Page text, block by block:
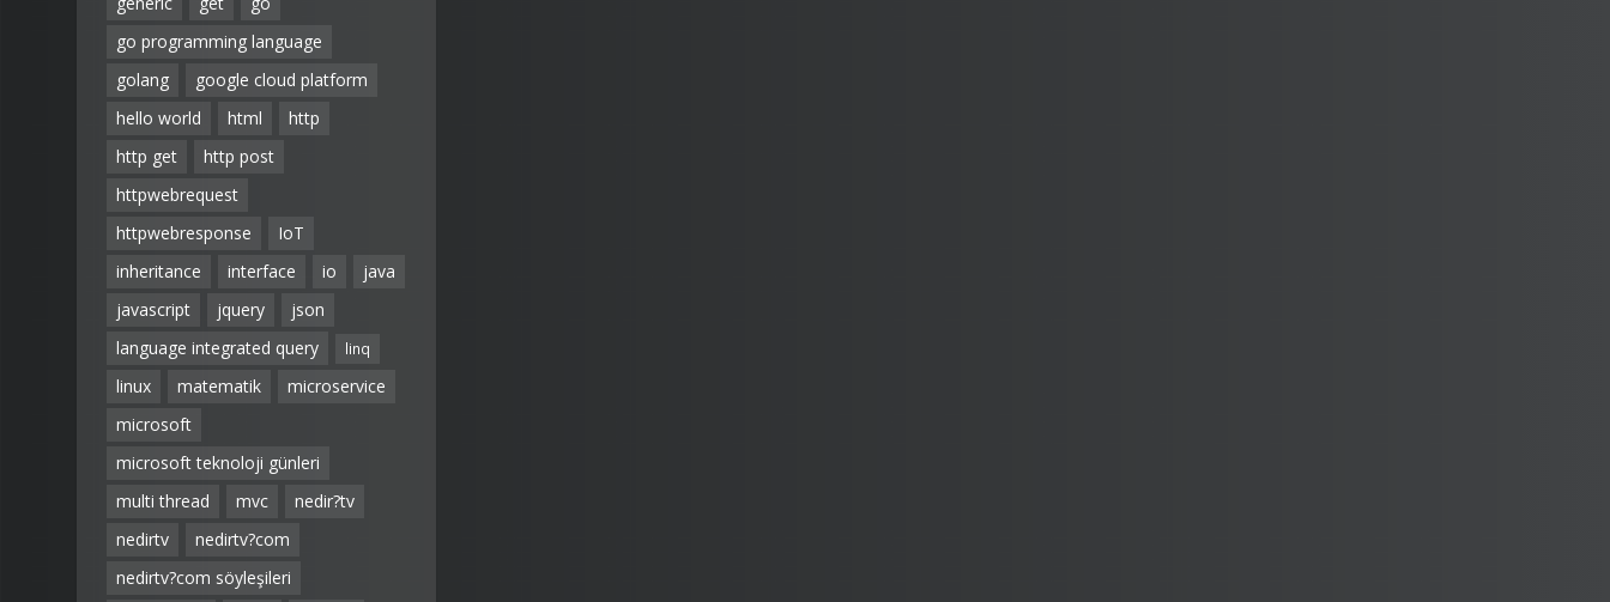
go programming language
golang
google cloud platform
hello world
html
http
http get
http post
httpwebrequest
httpwebresponse
IoT
inheritance
interface io
java
javascript
jquery
json
language integrated query
linq
linux matematik
microservice
microsoft
microsoft teknoloji günleri
multi thread
mvc
nedir?tv
nedirtv
nedirtv?com
nedirtv?com söyleşileri